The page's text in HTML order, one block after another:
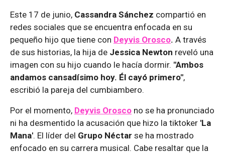
Este 17 de junio, Cassandra Sánchez compartió en
redes sociales que se encuentra enfocada en su
pequeño hijo que tiene con Deyvis Orosco. A través
de sus historias, la hija de Jessica Newton reveló una
imagen con su hijo cuando le hacía dormir. "Ambos
andamos cansadísimo hoy. Él cayó primero",
escribió la pareja del cumbiambero.
Por el momento, Deyvis Orosco no se ha pronunciado
ni ha desmentido la acusación que hizo la tiktoker 'La
Mana'. El líder del Grupo Néctar se ha mostrado
enfocado en su carrera musical. Cabe resaltar que la